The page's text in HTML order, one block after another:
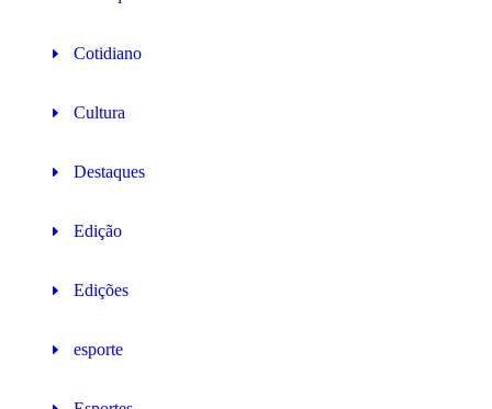
Cotidiano
Cultura
Destaques
Edição
Edições
esporte